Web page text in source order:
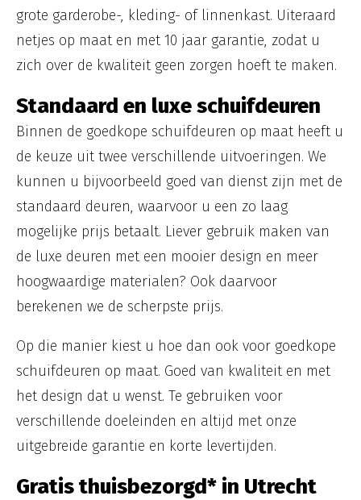
grote garderobe-, kleding- of linnenkast. Uiteraard
netjes op maat en met 10 jaar garantie, zodat u
zich over de kwaliteit geen zorgen hoeft te maken.
Standaard en luxe schuifdeuren
Binnen de goedkope schuifdeuren op maat heeft u
de keuze uit twee verschillende uitvoeringen. We
kunnen u bijvoorbeeld goed van dienst zijn met de
standaard deuren, waarvoor u een zo laag
mogelijke prijs betaalt. Liever gebruik maken van
de luxe deuren met een mooier design en meer
hoogwaardige materialen? Ook daarvoor
berekenen we de scherpste prijs.
Op die manier kiest u hoe dan ook voor goedkope
schuifdeuren op maat. Goed van kwaliteit en met
het design dat u wenst. Te gebruiken voor
verschillende doeleinden en altijd met onze
uitgebreide garantie en korte levertijden.
Gratis thuisbezorgd* in Utrecht